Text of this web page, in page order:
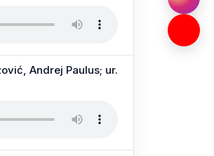
Andrej Paulus; ur.